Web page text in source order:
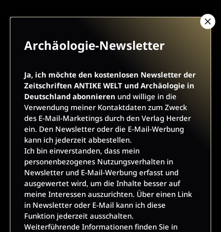
ARCHÄOLOGIE-NEWSLETTER
Zeitschriften ANTIKE WELT und Archäologie in
Deutschland abonnierenund willige in die Verwendung
meiner Kontaktdaten zum Zweck des E-Mail-Marketings
durch den Verlag Herder ein. Den Newsletter oder die E-Mail-
Werbung kann ich jederzeit abbestellen.
Ich bin einverstanden, dass mein personenbezogenes
Nutzungsverhalten in Newsletter und E-Mail-Werbung erfasst
und ausgewertet wird, um die Inhalte besser auf meine
Interessen auszurichten. Über einen Link in Newsletter oder
E-Mail kann ich diese Funktion jederzeit ausschalten.
Weiterführende Informationen finden Sie in unseren
Datenschutzhinweisen.
E-Mail
Archäologie-Newsletter
Ja, ich möchte den kostenlosen Newsletter der
Zeitschriften ANTIKE WELT und Archäologie in
Deutschland abonnieren und willige in die
Verwendung meiner Kontaktdaten zum Zweck
des E-Mail-Marketings durch den Verlag Herder
ein. Den Newsletter oder die E-Mail-Werbung
kann ich jederzeit abbestellen.
Ich bin einverstanden, dass mein
personenbezogenes Nutzungsverhalten in
Newsletter und E-Mail-Werbung erfasst und
ausgewertet wird, um die Inhalte besser auf
meine Interessen auszurichten. Über einen Link
in Newsletter oder E-Mail kann ich diese
Funktion jederzeit ausschalten.
Weiterführende Informationen finden Sie in